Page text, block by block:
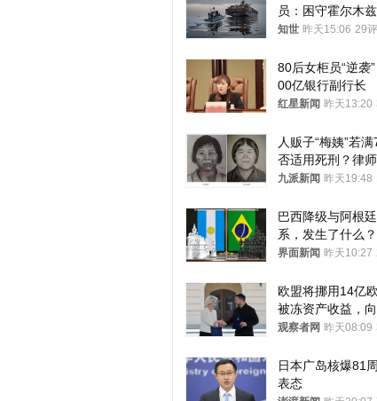
员：困守霍尔木兹
知世 昨天15:06 29
80后女柜员“逆袭
00亿银行副行长
红星新闻 昨天13:20
人贩子“梅姨”若
否适用死刑？律师
大概率不会被判
九派新闻 昨天19:48
巴西降级与阿根
系，发生了什么？
界面新闻 昨天10:27
欧盟将挪用14亿
被冻资产收益，向
供援助
观察者网 昨天08:09
日本广岛核爆81
表态